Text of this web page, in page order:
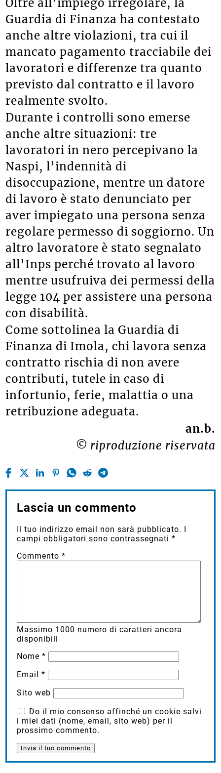
Guardia di Finanza ha contestato
anche altre violazioni, tra cui il
mancato pagamento tracciabile dei
lavoratori e differenze tra quanto
previsto dal contratto e il lavoro
realmente svolto.
Durante i controlli sono emerse
anche altre situazioni: tre
lavoratori in nero percepivano la
Naspi, l’indennità di
disoccupazione, mentre un datore
di lavoro è stato denunciato per
aver impiegato una persona senza
regolare permesso di soggiorno. Un
altro lavoratore è stato segnalato
all’Inps perché trovato al lavoro
mentre usufruiva dei permessi della
legge 104 per assistere una persona
con disabilità.
Come sottolinea la Guardia di
Finanza di Imola, chi lavora senza
contratto rischia di non avere
contributi, tutele in caso di
infortunio, ferie, malattia o una
retribuzione adeguata.
an.b.
© riproduzione riservata
Lascia un commento
Il tuo indirizzo email non sarà pubblicato.
campi obbligatori sono contrassegnati*
Commento*
Massimo 1000 numero di caratteri ancora
disponibili
Nome*
Email*
Sito web
Do il mio consenso affinché un cookie salvi
i miei dati (nome, email, sito web) per il
prossimo commento.